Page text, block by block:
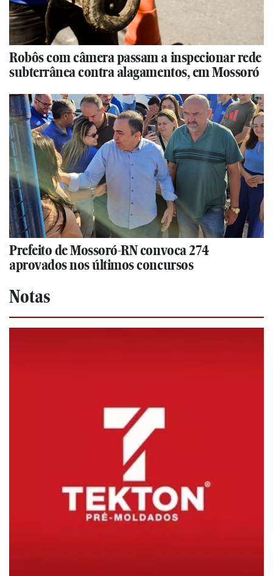
Robôs com câmera passam a inspecionar rede
subterrânea contra alagamentos, em Mossoró
Prefeito de Mossoró-RN convoca 274
aprovados nos últimos concursos
Notas